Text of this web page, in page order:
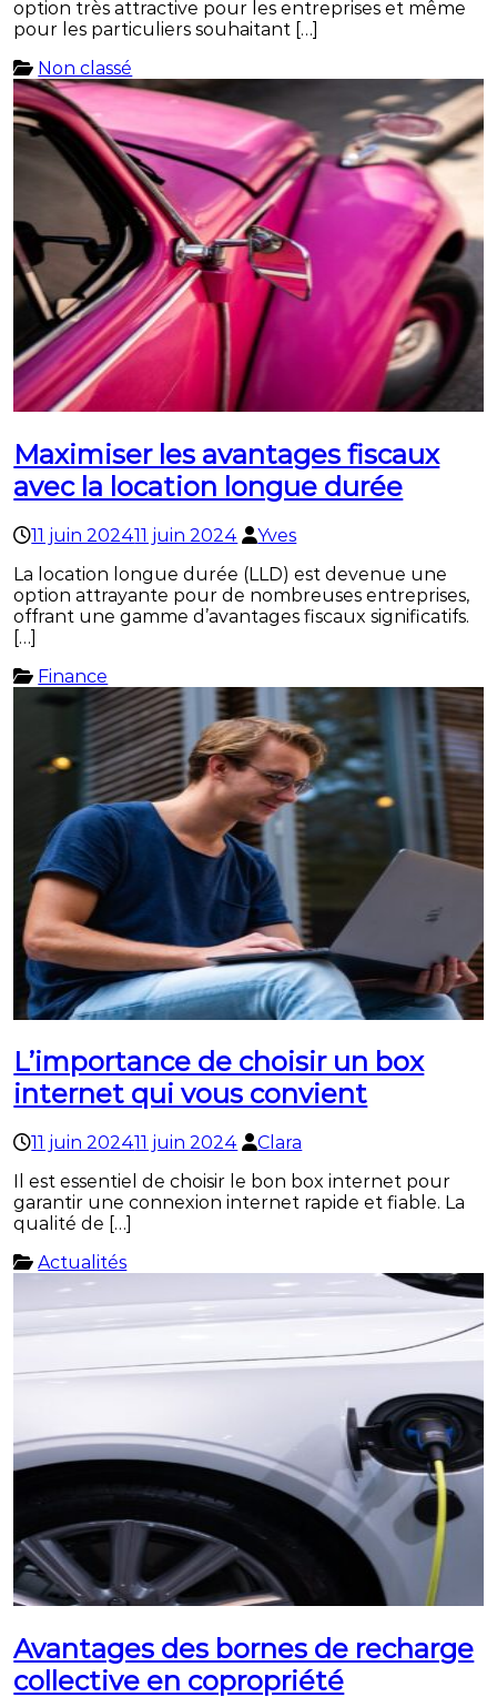
option très attractive pour les entreprises et même
pour les particuliers souhaitant […]
Non classé
Maximiser les avantages fiscaux
avec la location longue durée
11 juin 202411 juin 2024
Yves
La location longue durée (LLD) est devenue une
option attrayante pour de nombreuses entreprises,
offrant une gamme d’avantages fiscaux significatifs.
[…]
Finance
L’importance de choisir un box
internet qui vous convient
11 juin 202411 juin 2024
Clara
Il est essentiel de choisir le bon box internet pour
garantir une connexion internet rapide et fiable. La
qualité de […]
Actualités
Avantages des bornes de recharge
collective en copropriété